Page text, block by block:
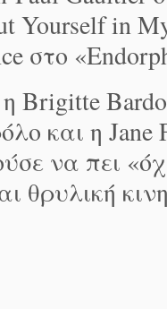
Yourself in
στο
Brigitte
και η Jane
να πει
θρυλική